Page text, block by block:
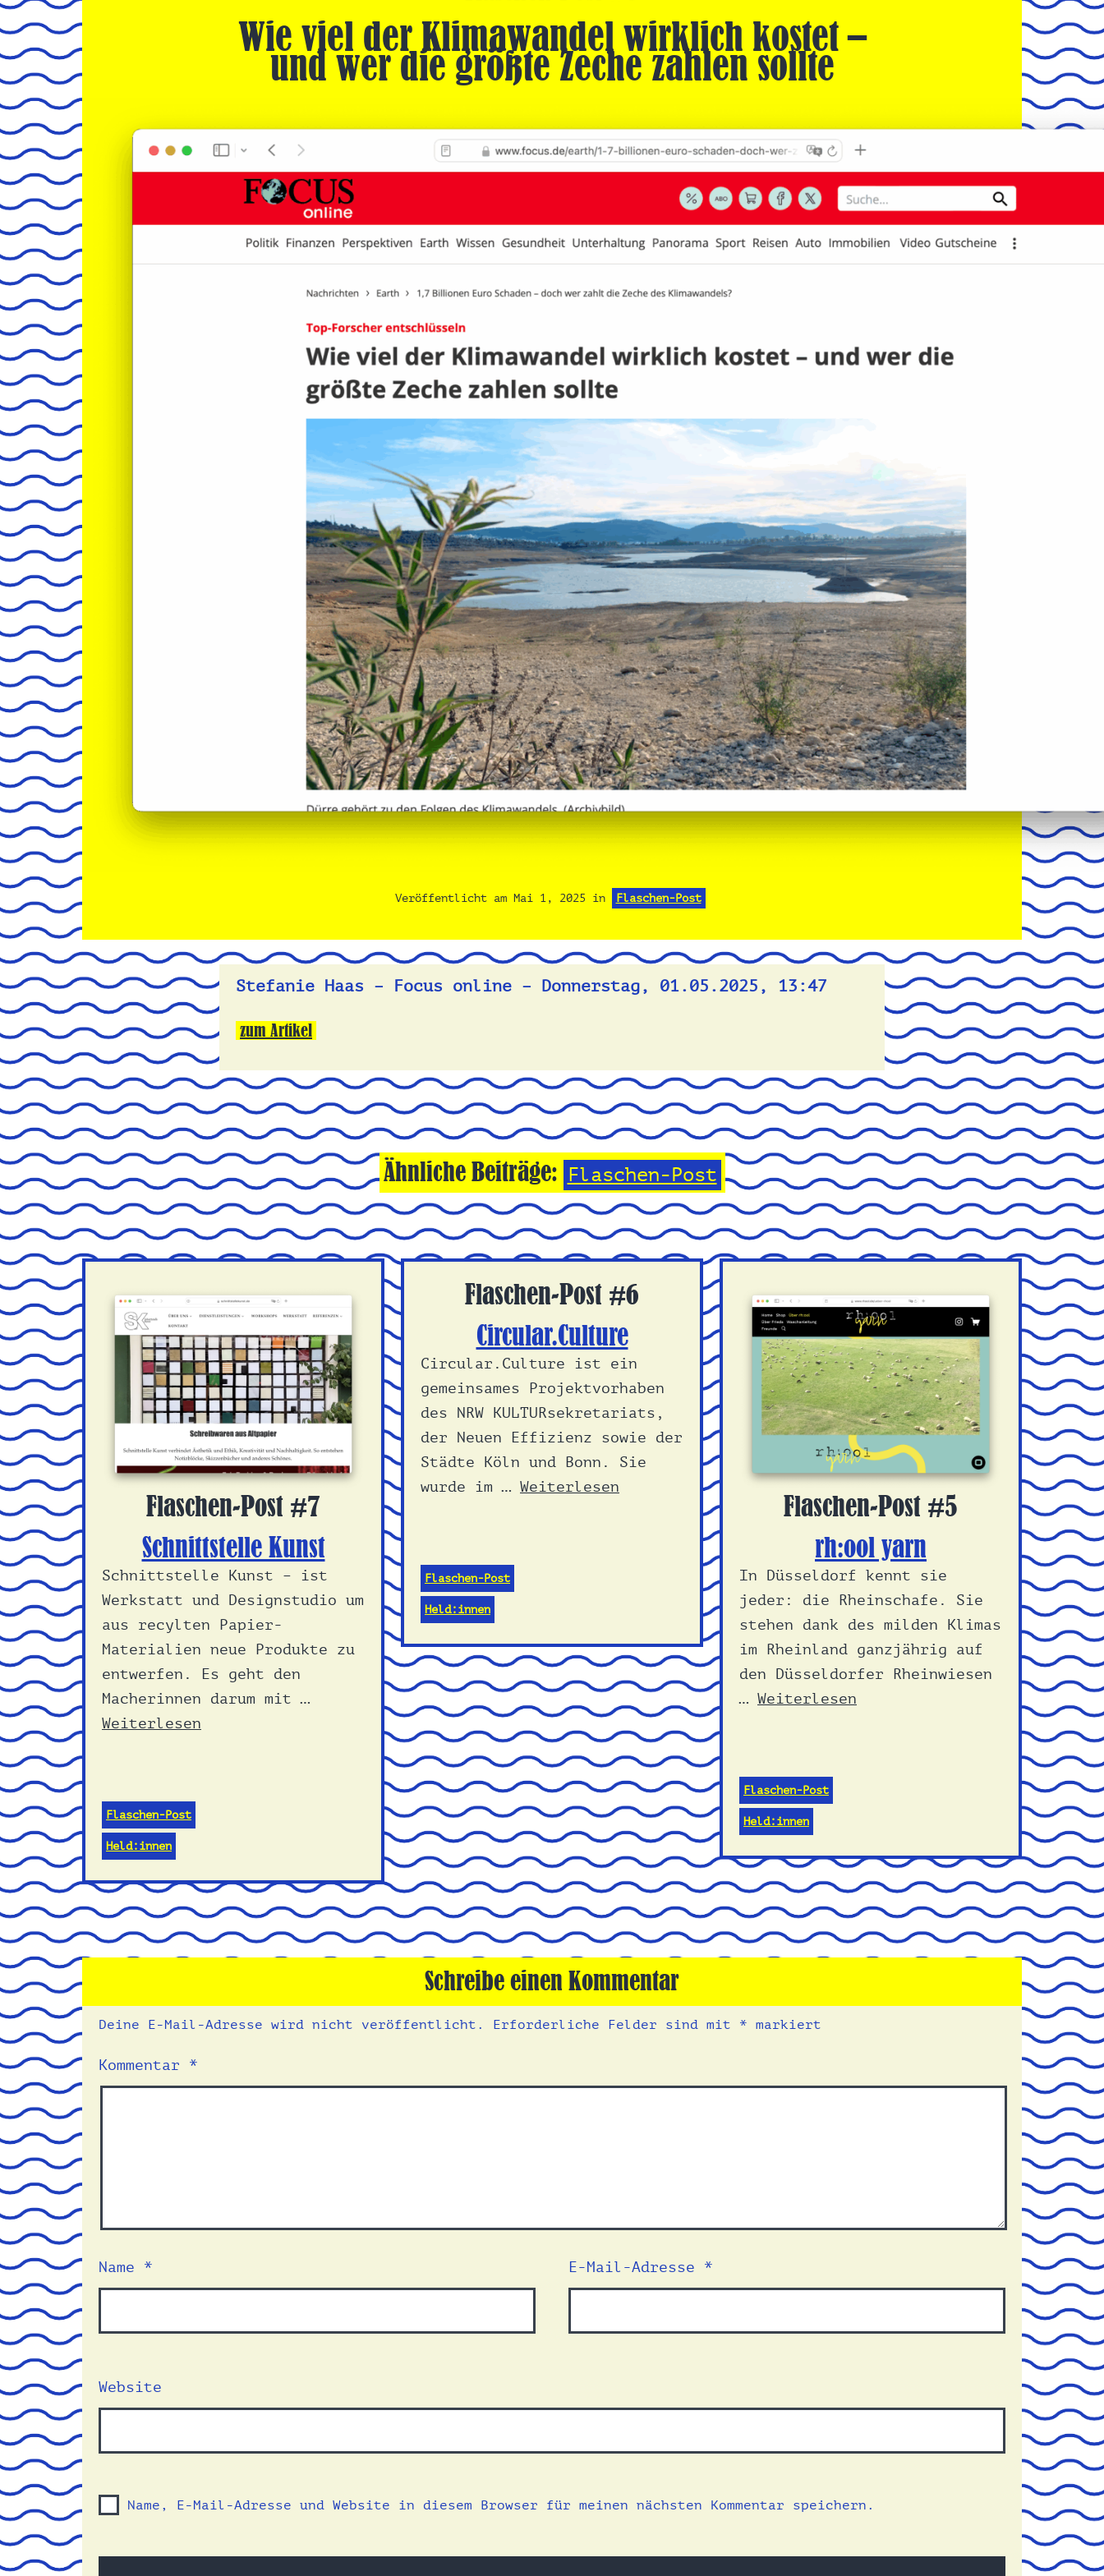
Wie viel der Klimawandel wirklich kostet –
und wer die größte Zeche zahlen sollte
Veröffentlicht am Mai 1, 2025 in Flaschen-Post
Stefanie Haas – Focus online – Donnerstag, 01.05.2025, 13:47
zum Artikel
Ähnliche Beiträge: Flaschen-Post
Flaschen-Post #7
Schnittstelle Kunst
Schnittstelle Kunst – ist
Werkstatt und Designstudio um
aus recylten Papier-
Materialien neue Produkte zu
entwerfen. Es geht den
Macherinnen darum mit …
Weiterlesen
Flaschen-Post
Held:innen
Flaschen-Post #6
Circular.Culture
Circular.Culture ist ein
gemeinsames Projektvorhaben
des NRW KULTURsekretariats,
der Neuen Effizienz sowie der
Städte Köln und Bonn. Sie
wurde im … Weiterlesen
Flaschen-Post
Held:innen
Flaschen-Post #5
rh:ool yarn
In Düsseldorf kennt sie
jeder: die Rheinschafe. Sie
stehen dank des milden Klimas
im Rheinland ganzjährig auf
den Düsseldorfer Rheinwiesen
… Weiterlesen
Flaschen-Post
Held:innen
Schreibe einen Kommentar
Deine E-Mail-Adresse wird nicht veröffentlicht. Erforderliche Felder sind mit * markiert
Kommentar *
Name * E-Mail-Adresse *
Website
Name, E-Mail-Adresse und Website in diesem Browser für meinen nächsten Kommentar speichern.